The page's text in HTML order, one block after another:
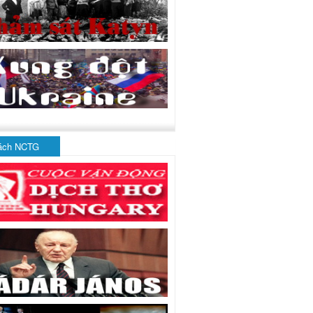
NCTG